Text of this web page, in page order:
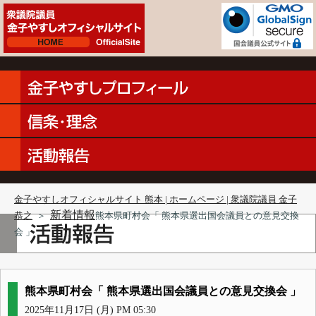
金子やすしオフィシャルサイト 熊本 | ホームページ | 衆議院議員 金子
恭之 ＞ 新着情報熊本県町村会「 熊本県選出国会議員との意見交換
会 」
熊本県町村会「 熊本県選出国会議員との意見交換会 」
2025年11月17日 (月) PM 05:30